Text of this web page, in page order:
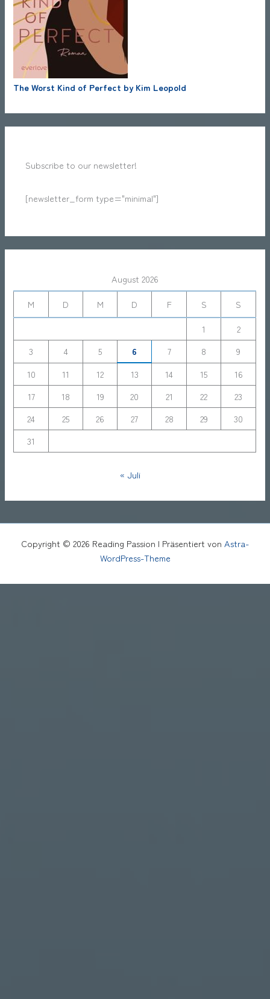
The Worst Kind of Perfect by Kim Leopold
Subscribe to our newsletter!
[newsletter_form type="minimal"]
August 2026
M
D M D F S
S
1
2
3
4 5 6 7 8
9
10
11 12 13 14 15
16
17
18 19 20 21 22
23
24
25 26 27 28 29
30
31
« Juli
Copyright © 2026 Reading Passion | Präsentiert von Astra-
WordPress-Theme